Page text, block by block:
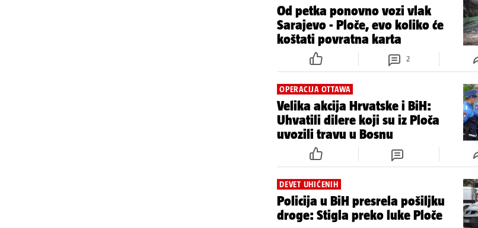
Od petka ponovno vozi vlak
Sarajevo - Ploče, evo koliko će
koštati povratna karta
2
OPERACIJA OTTAWA
Velika akcija Hrvatske i BiH:
Uhvatili dilere koji su iz Ploča
uvozili travu u Bosnu
DEVET UHIĆENIH
Policija u BiH presrela pošiljku
droge: Stigla preko luke Ploče